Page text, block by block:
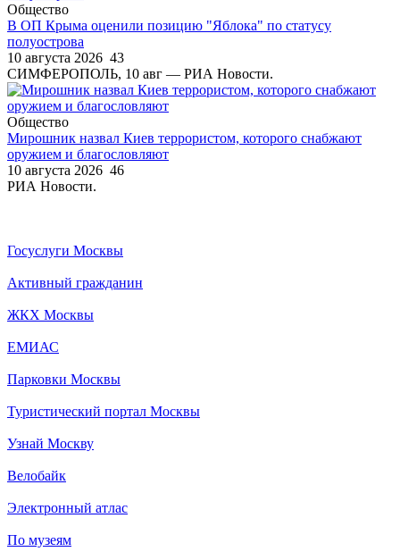
Общество
В ОП Крыма оценили позицию "Яблока" по статусу
полуострова
10 августа 2026 43
СИМФЕРОПОЛЬ, 10 авг — РИА Новости.
Общество
Мирошник назвал Киев террористом, которого снабжают
оружием и благословляют
10 августа 2026 46
РИА Новости.
Госуслуги Москвы
Активный гражданин
ЖКХ Москвы
ЕМИАС
Парковки Москвы
Туристический портал Москвы
Узнай Москву
Велобайк
Электронный атлас
По музеям